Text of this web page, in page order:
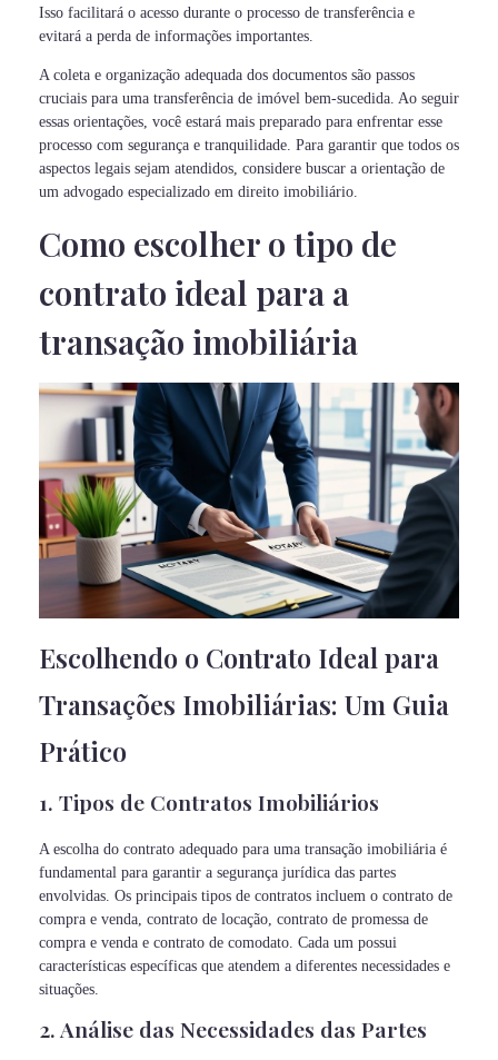
Isso facilitará o acesso durante o processo de transferência e
evitará a perda de informações importantes.
A coleta e organização adequada dos documentos são passos
cruciais para uma transferência de imóvel bem-sucedida. Ao seguir
essas orientações, você estará mais preparado para enfrentar esse
processo com segurança e tranquilidade. Para garantir que todos os
aspectos legais sejam atendidos, considere buscar a orientação de
um advogado especializado em direito imobiliário.
Como escolher o tipo de
contrato ideal para a
transação imobiliária
Escolhendo o Contrato Ideal para
Transações Imobiliárias: Um Guia
Prático
1. Tipos de Contratos Imobiliários
A escolha do contrato adequado para uma transação imobiliária é
fundamental para garantir a segurança jurídica das partes
envolvidas. Os principais tipos de contratos incluem o contrato de
compra e venda, contrato de locação, contrato de promessa de
compra e venda e contrato de comodato. Cada um possui
características específicas que atendem a diferentes necessidades e
situações.
2. Análise das Necessidades das Partes